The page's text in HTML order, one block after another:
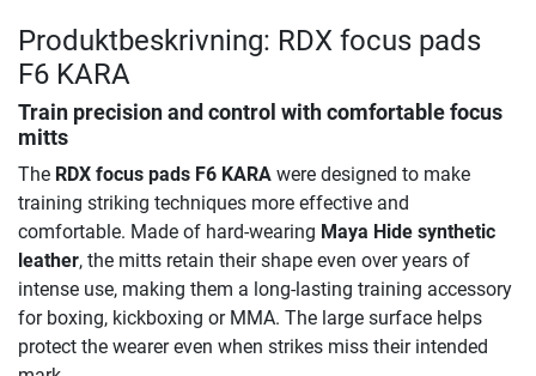
Produktbeskrivning: RDX focus pads
F6 KARA
Train precision and control with comfortable focus
mitts
The RDX focus pads F6 KARA were designed to make
training striking techniques more effective and
comfortable. Made of hard-wearing Maya Hide synthetic
leather, the mitts retain their shape even over years of
intense use, making them a long-lasting training accessory
for boxing, kickboxing or MMA. The large surface helps
protect the wearer even when strikes miss their intended